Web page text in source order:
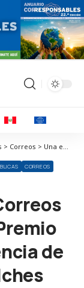
Corresponsables > Organizaciones Corresponsables > Correos > Una empleada de Correos de Nerja recibe el Premio Cultural a la Excelencia de Benajarafe y Chilches
CORREOS
de